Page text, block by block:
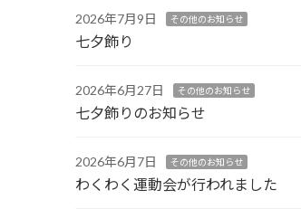
2026年7月9日 その他のお知らせ
七夕飾り
2026年6月27日 その他のお知らせ
七夕飾りのお知らせ
2026年6月7日 その他のお知らせ
わくわく運動会が行われました